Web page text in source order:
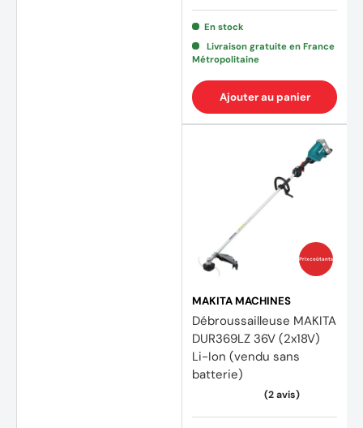
(15
En stock
Livraison gratuite en France
Métropolitaine
Ajouter au panier
Prix coûtants
MAKITA MACHINES
Débroussailleuse MAKITA
DUR369LZ 36V (2x18V)
Li-Ion (vendu sans
batterie)